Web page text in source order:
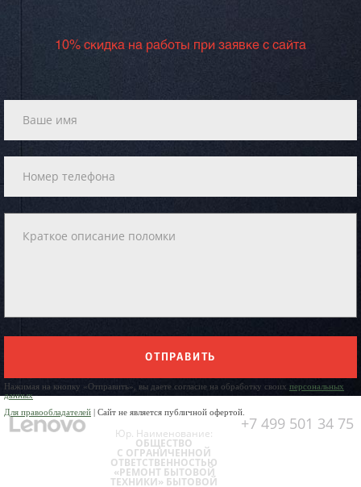
10% скидка на работы при заявке с сайта
ОТПРАВИТЬ
Нажимая на кнопку «Отправить», вы даете согласие на обработку своих персональных
данных
Для правообладателей | Сайт не является публичной офертой.
+7 499 501 34 75
Юр. Наименование:
ОБЩЕСТВО
С ОГРАНИЧЕННОЙ
ОТВЕТСТВЕННОСТЬЮ
«РЕМОНТ БЫТОВОЙ
ТЕХНИКИ» БЫТОВОЙ